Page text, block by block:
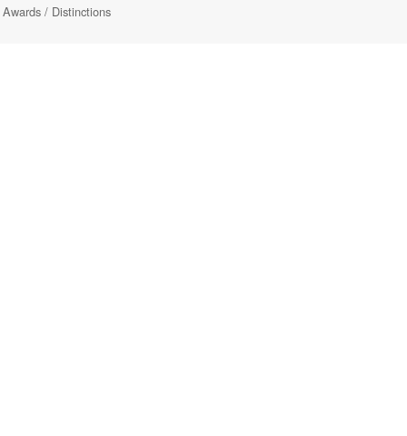
Awards / Distinctions